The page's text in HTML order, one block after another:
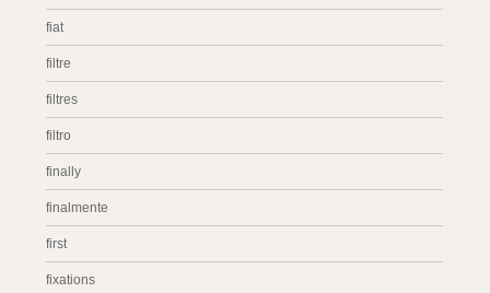
fiat
filtre
filtres
filtro
finally
finalmente
first
fixations